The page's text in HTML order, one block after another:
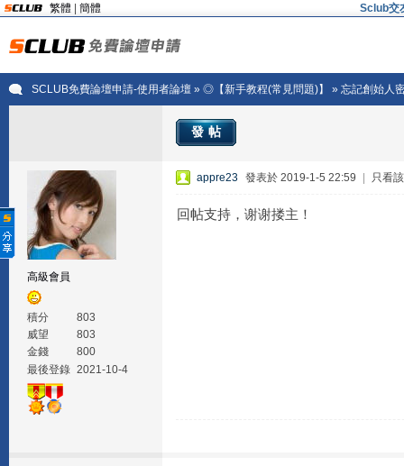
繁體 簡體 Sclub交
SCLUB免費論壇申請-使用者論壇» ◎【新手教程(常見問題)】 » 忘記創始人
發帖
高級會員
積分
803
威望
803
金錢
800
最後登錄 2021-10-4
appre23 發表於 2019-1-5 22:59 只看
回帖支持，谢谢搂主！